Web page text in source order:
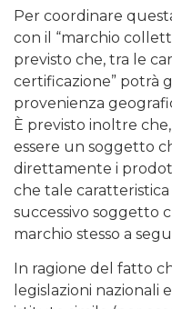
Per coordinare
con il “marchio
previsto che, tra le
certificazione” potrà
provenienza
È previsto inoltre
essere un soggetto
direttamente i
che tale
successivo soggetto
marchio stesso a
In ragione del fatto
legislazioni